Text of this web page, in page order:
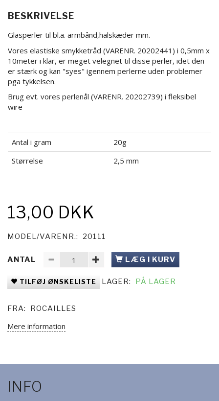
BESKRIVELSE
Glasperler til bl.a. armbånd,halskæder mm.
Vores elastiske smykketråd (VARENR. 20202441) i 0,5mm x
10meter i klar, er meget velegnet til disse perler, idet den
er stærk og kan "syes" igennem perlerne uden problemer
pga tykkelsen.
Brug evt. vores perlenål (VARENR. 20202739) i fleksibel
wire
Antal i gram
20g
Størrelse
2,5 mm
13,00 DKK
MODEL/VARENR.: 20111
ANTAL LÆG I KURV
TILFØJ ØNSKELISTE LAGER: PÅ LAGER
FRA: ROCAILLES
Mere information
INFO